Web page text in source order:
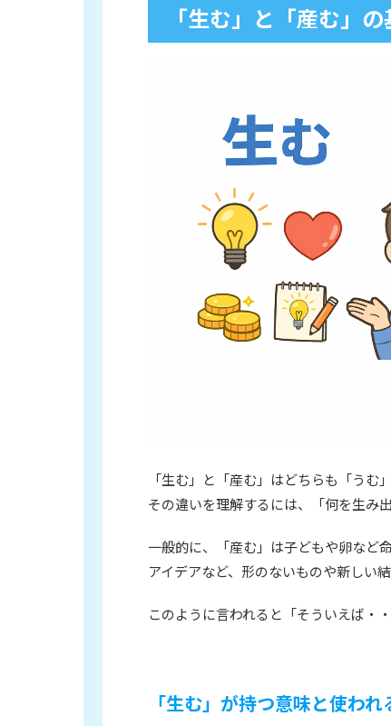
「生む」と「産む」
「生む」と「産む」はどちらも「うむ
その違いを理解するには、「何を生み
一般的に、「産む」は子どもや卵など
アイデアなど、形のないものや新しい
このように言われると「そういえば・
「生む」が持つ意味と使われ